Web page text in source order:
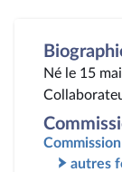
Né le 15
autres